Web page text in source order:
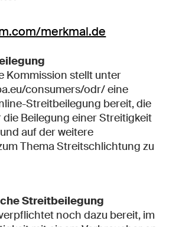
merkmal.de
Kommission stellt unter
consumers/odr/ eine
Streitbeilegung bereit, die
Beilegung einer Streitigkeit
auf der weitere
Thema Streitschlichtung zu
Streitbeilegung
noch dazu bereit, im